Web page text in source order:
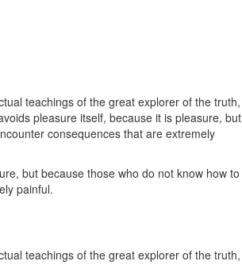
teachings of the great explorer of the truth,
pleasure itself, because it is pleasure, but
consequences that are extremely
but because those who do not know how to
painful.
teachings of the great explorer of the truth,